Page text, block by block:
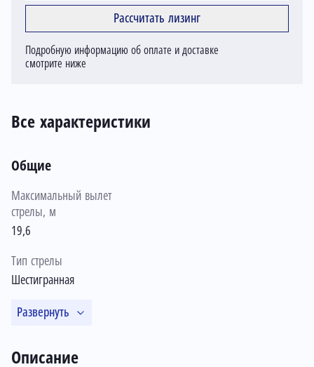
Рассчитать лизинг
Подробную информацию об оплате и доставке
смотрите ниже
Все характеристики
Общие
Максимальный вылет
стрелы, м
19,6
Тип стрелы
Шестигранная
Развернуть
Описание